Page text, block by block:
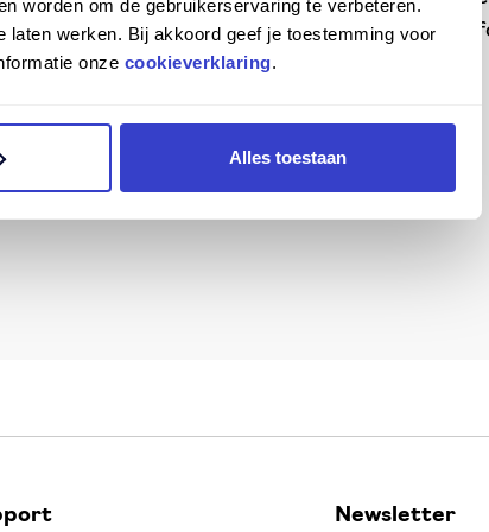
worden om de gebruikerservaring te verbeteren.
werken. Bij akkoord geef je toestemming voor
onze cookieverklaring.
Alles toestaan
this option, please contact your Score dealer
Newsletter